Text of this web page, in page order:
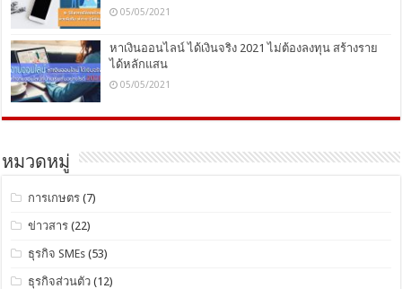
05/05/2021
หาเงินออนไลน์ ได้เงินจริง 2021 ไม่ต้องลงทุน สร้างราย
ได้หลักแสน
05/05/2021
หมวดหมู่
การเกษตร (7)
ข่าวสาร (22)
ธุรกิจ SMEs (53)
ธุรกิจส่วนตัว (12)